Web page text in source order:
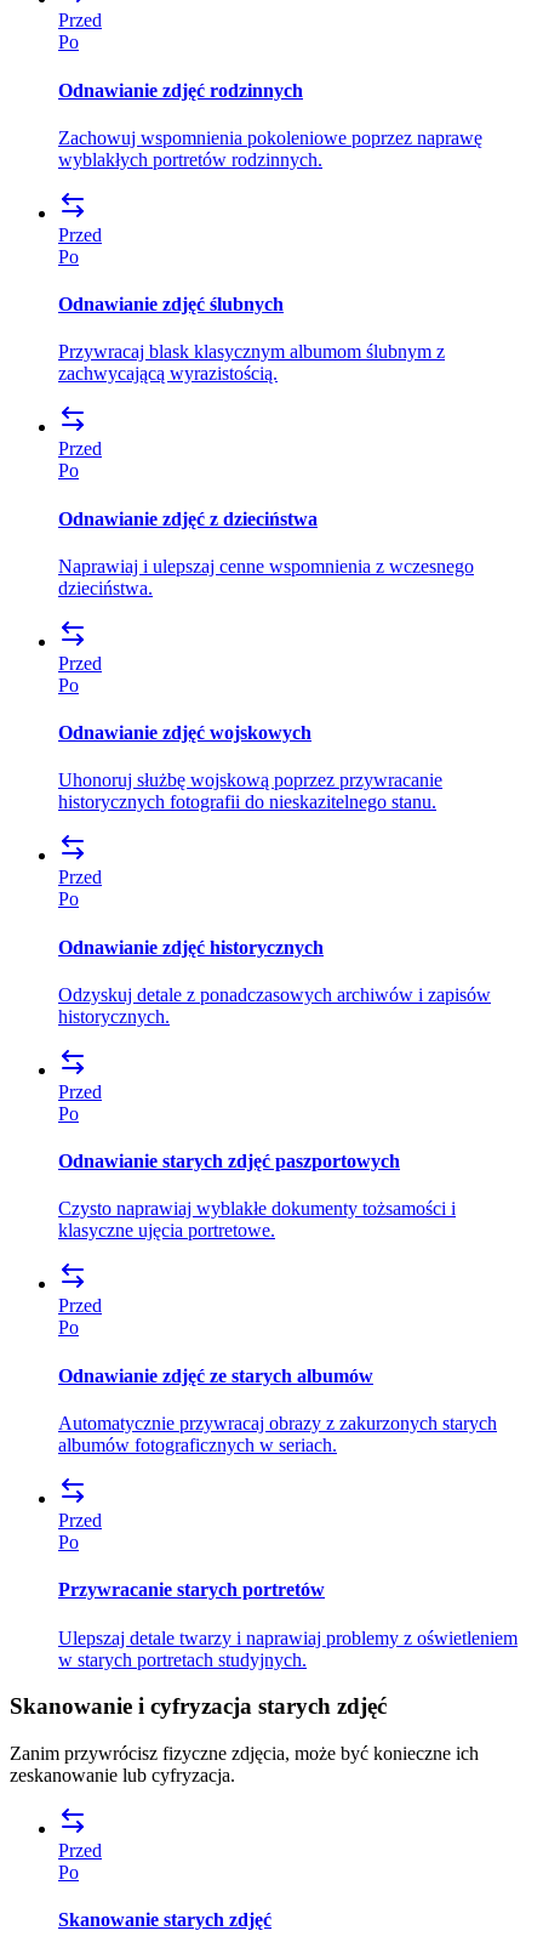
Przed
Po
Odnawianie zdjęć rodzinnych
Zachowuj wspomnienia pokoleniowe poprzez naprawę
wyblakłych portretów rodzinnych.
Przed
Po
Odnawianie zdjęć ślubnych
Przywracaj blask klasycznym albumom ślubnym z
zachwycającą wyrazistością.
Przed
Po
Odnawianie zdjęć z dzieciństwa
Naprawiaj i ulepszaj cenne wspomnienia z wczesnego
dzieciństwa.
Przed
Po
Odnawianie zdjęć wojskowych
Uhonoruj służbę wojskową poprzez przywracanie
historycznych fotografii do nieskazitelnego stanu.
Przed
Po
Odnawianie zdjęć historycznych
Odzyskuj detale z ponadczasowych archiwów i zapisów
historycznych.
Przed
Po
Odnawianie starych zdjęć paszportowych
Czysto naprawiaj wyblakłe dokumenty tożsamości i
klasyczne ujęcia portretowe.
Przed
Po
Odnawianie zdjęć ze starych albumów
Automatycznie przywracaj obrazy z zakurzonych starych
albumów fotograficznych w seriach.
Przed
Po
Przywracanie starych portretów
Ulepszaj detale twarzy i naprawiaj problemy z oświetleniem
w starych portretach studyjnych.
Skanowanie i cyfryzacja starych zdjęć
Zanim przywrócisz fizyczne zdjęcia, może być konieczne ich
zeskanowanie lub cyfryzacja.
Przed
Po
Skanowanie starych zdjęć